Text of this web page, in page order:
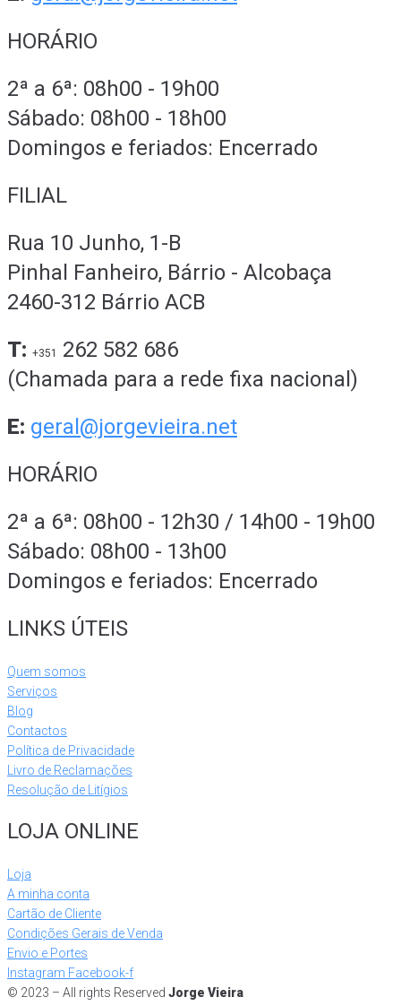
HORÁRIO
2ª a 6ª: 08h00 - 19h00
Sábado: 08h00 - 18h00
Domingos e feriados: Encerrado
FILIAL
Rua 10 Junho, 1-B
Pinhal Fanheiro, Bárrio - Alcobaça
2460-312 Bárrio ACB
T: +351
262 582 686
(Chamada para a rede fixa nacional)
E: geral@jorgevieira.net
HORÁRIO
2ª a 6ª: 08h00 - 12h30 / 14h00 - 19h00
Sábado: 08h00 - 13h00
Domingos e feriados: Encerrado
LINKS ÚTEIS
Quem somos
Serviços
Blog
Contactos
Política de Privacidade
Livro de Reclamações
Resolução de Litígios
LOJA ONLINE
Loja
A minha conta
Cartão de Cliente
Condições Gerais de Venda
Envio e Portes
Instagram Facebook-f
© 2023 – All rights Reserved Jorge Vieira